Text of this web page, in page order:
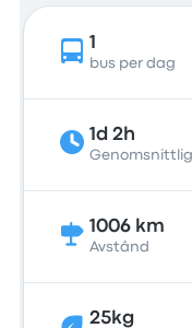
1
bus per dag
1d 2h
1006 km
Avstånd
25kg